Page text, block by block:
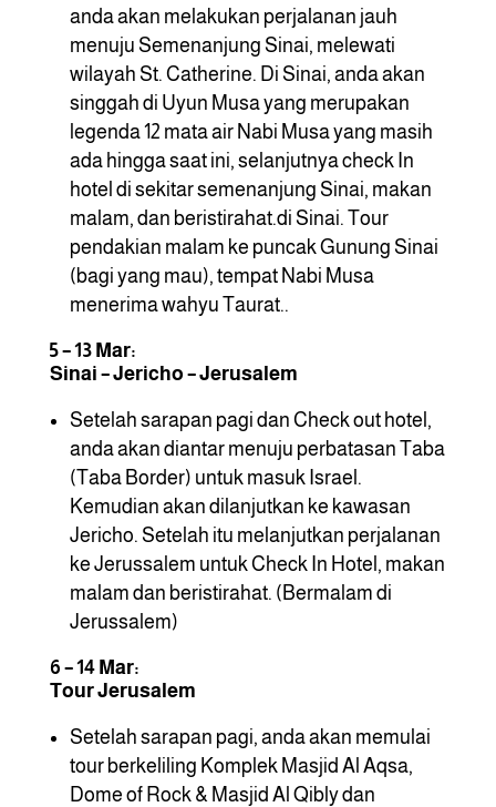
anda akan melakukan perjalanan jauh
menuju Semenanjung Sinai, melewati
wilayah St. Catherine. Di Sinai, anda akan
singgah di Uyun Musa yang merupakan
legenda 12 mata air Nabi Musa yang masih
ada hingga saat ini, selanjutnya check In
hotel di sekitar semenanjung Sinai, makan
malam, dan beristirahat.di Sinai. Tour
pendakian malam ke puncak Gunung Sinai
(bagi yang mau), tempat Nabi Musa
menerima wahyu Taurat..
5 – 13 Mar:
Sinai – Jericho – Jerusalem
Setelah sarapan pagi dan Check out hotel,
anda akan diantar menuju perbatasan Taba
(Taba Border) untuk masuk Israel.
Kemudian akan dilanjutkan ke kawasan
Jericho. Setelah itu melanjutkan perjalanan
ke Jerussalem untuk Check In Hotel, makan
malam dan beristirahat. (Bermalam di
Jerussalem)
6 – 14 Mar:
Tour Jerusalem
Setelah sarapan pagi, anda akan memulai
tour berkeliling Komplek Masjid Al Aqsa,
Dome of Rock & Masjid Al Qibly dan